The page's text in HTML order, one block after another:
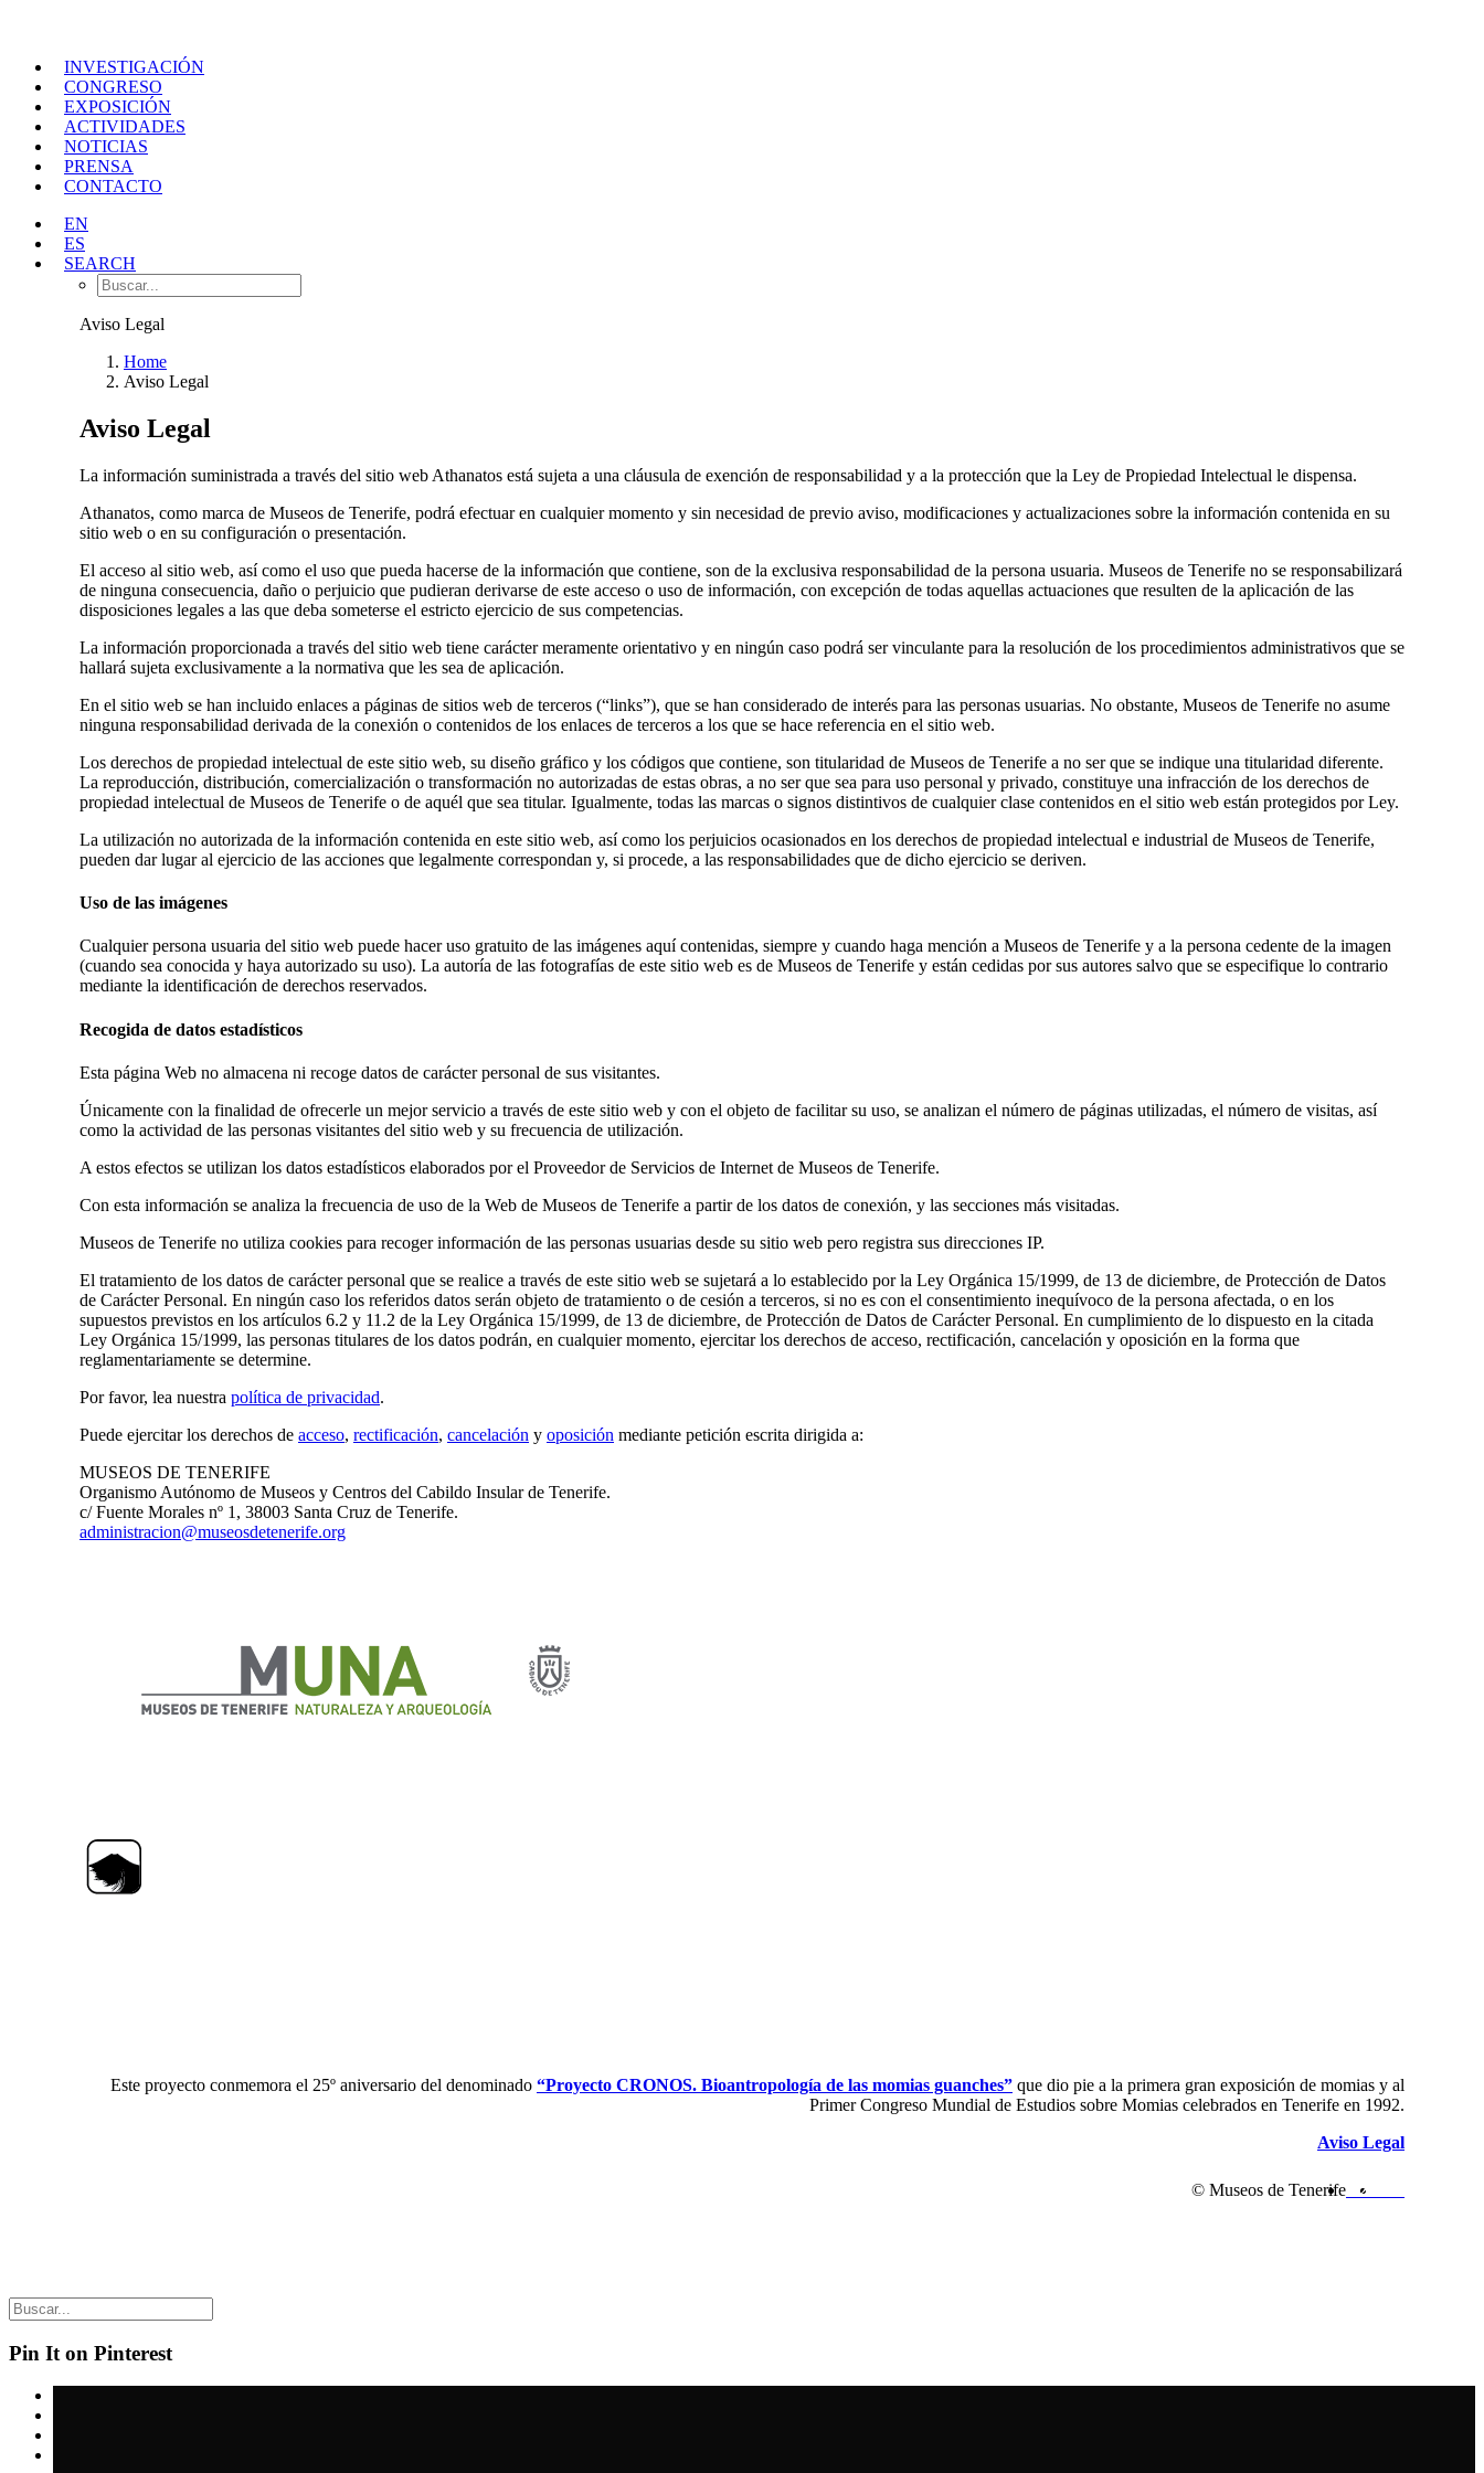
INVESTIGACIÓN
CONGRESO
EXPOSICIÓN
ACTIVIDADES
NOTICIAS
PRENSA
CONTACTO
EN
ES
SEARCH
Aviso Legal
Home
Aviso Legal
Aviso Legal
La información suministrada a través del sitio web Athanatos está sujeta a una cláusula de exención de responsabilidad y a la protección que la Ley de Propiedad Intelectual le dispensa.
Athanatos, como marca de Museos de Tenerife, podrá efectuar en cualquier momento y sin necesidad de previo aviso, modificaciones y actualizaciones sobre la información contenida en su
sitio web o en su configuración o presentación.
El acceso al sitio web, así como el uso que pueda hacerse de la información que contiene, son de la exclusiva responsabilidad de la persona usuaria. Museos de Tenerife no se responsabilizará
de ninguna consecuencia, daño o perjuicio que pudieran derivarse de este acceso o uso de información, con excepción de todas aquellas actuaciones que resulten de la aplicación de las
disposiciones legales a las que deba someterse el estricto ejercicio de sus competencias.
La información proporcionada a través del sitio web tiene carácter meramente orientativo y en ningún caso podrá ser vinculante para la resolución de los procedimientos administrativos que se
hallará sujeta exclusivamente a la normativa que les sea de aplicación.
En el sitio web se han incluido enlaces a páginas de sitios web de terceros (“links”), que se han considerado de interés para las personas usuarias. No obstante, Museos de Tenerife no asume
ninguna responsabilidad derivada de la conexión o contenidos de los enlaces de terceros a los que se hace referencia en el sitio web.
Los derechos de propiedad intelectual de este sitio web, su diseño gráfico y los códigos que contiene, son titularidad de Museos de Tenerife a no ser que se indique una titularidad diferente.
La reproducción, distribución, comercialización o transformación no autorizadas de estas obras, a no ser que sea para uso personal y privado, constituye una infracción de los derechos de
propiedad intelectual de Museos de Tenerife o de aquél que sea titular. Igualmente, todas las marcas o signos distintivos de cualquier clase contenidos en el sitio web están protegidos por Ley.
La utilización no autorizada de la información contenida en este sitio web, así como los perjuicios ocasionados en los derechos de propiedad intelectual e industrial de Museos de Tenerife,
pueden dar lugar al ejercicio de las acciones que legalmente correspondan y, si procede, a las responsabilidades que de dicho ejercicio se deriven.
Uso de las imágenes
Cualquier persona usuaria del sitio web puede hacer uso gratuito de las imágenes aquí contenidas, siempre y cuando haga mención a Museos de Tenerife y a la persona cedente de la imagen
(cuando sea conocida y haya autorizado su uso). La autoría de las fotografías de este sitio web es de Museos de Tenerife y están cedidas por sus autores salvo que se especifique lo contrario
mediante la identificación de derechos reservados.
Recogida de datos estadísticos
Esta página Web no almacena ni recoge datos de carácter personal de sus visitantes.
Únicamente con la finalidad de ofrecerle un mejor servicio a través de este sitio web y con el objeto de facilitar su uso, se analizan el número de páginas utilizadas, el número de visitas, así
como la actividad de las personas visitantes del sitio web y su frecuencia de utilización.
A estos efectos se utilizan los datos estadísticos elaborados por el Proveedor de Servicios de Internet de Museos de Tenerife.
Con esta información se analiza la frecuencia de uso de la Web de Museos de Tenerife a partir de los datos de conexión, y las secciones más visitadas.
Museos de Tenerife no utiliza cookies para recoger información de las personas usuarias desde su sitio web pero registra sus direcciones IP.
El tratamiento de los datos de carácter personal que se realice a través de este sitio web se sujetará a lo establecido por la Ley Orgánica 15/1999, de 13 de diciembre, de Protección de Datos
de Carácter Personal. En ningún caso los referidos datos serán objeto de tratamiento o de cesión a terceros, si no es con el consentimiento inequívoco de la persona afectada, o en los
supuestos previstos en los artículos 6.2 y 11.2 de la Ley Orgánica 15/1999, de 13 de diciembre, de Protección de Datos de Carácter Personal. En cumplimiento de lo dispuesto en la citada
Ley Orgánica 15/1999, las personas titulares de los datos podrán, en cualquier momento, ejercitar los derechos de acceso, rectificación, cancelación y oposición en la forma que
reglamentariamente se determine.
Por favor, lea nuestra política de privacidad.
Puede ejercitar los derechos de acceso, rectificación, cancelación y oposición mediante petición escrita dirigida a:
MUSEOS DE TENERIFE
Organismo Autónomo de Museos y Centros del Cabildo Insular de Tenerife.
c/ Fuente Morales nº 1, 38003 Santa Cruz de Tenerife.
administracion@museosdetenerife.org
Este proyecto conmemora el 25º aniversario del denominado “Proyecto CRONOS. Bioantropología de las momias guanches” que dio pie a la primera gran exposición de momias y al
Primer Congreso Mundial de Estudios sobre Momias celebrados en Tenerife en 1992.
Aviso Legal
1.2k
© Museos de Tenerife
Pin It on Pinterest